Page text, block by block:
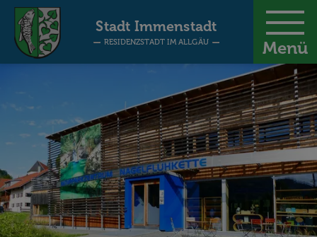
Menü
Stadt Immenstadt
RESIDENZSTADT IM ALLGÄU